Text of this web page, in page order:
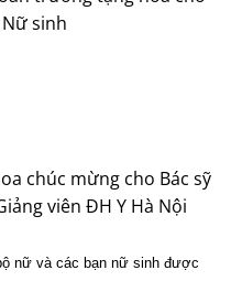
sinh
chúc mừng cho Bác sỹ
viên ĐH Y Hà Nội
nữ và các bạn nữ sinh được